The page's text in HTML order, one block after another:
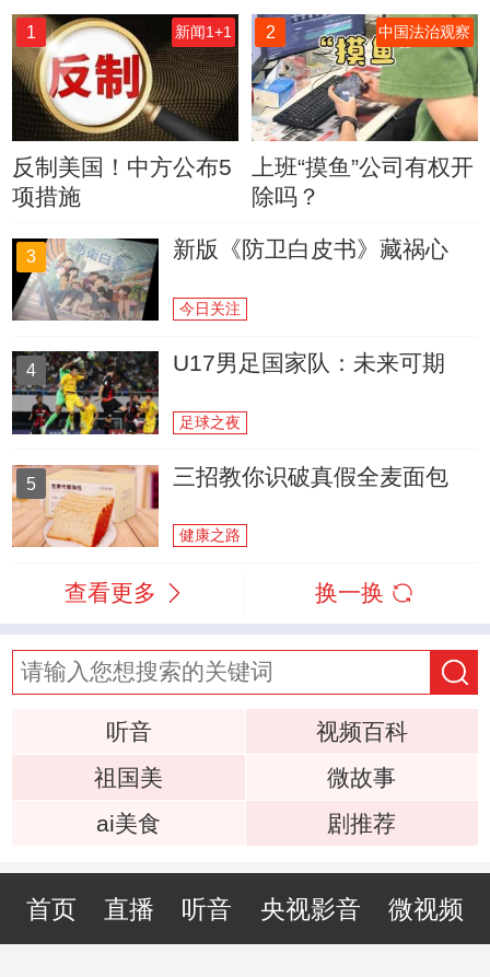
1 新闻1+1
反制美国！中方公布5
项措施
2 中国法治观察
上班“摸鱼”公司有权开
除吗？
3 新版《防卫白皮书》藏祸心
今日关注
4 U17男足国家队：未来可期
足球之夜
5 三招教你识破真假全麦面包
健康之路
查看更多 换一换
听音
视频百科
祖国美
微故事
ai美食
剧推荐
首页 直播 听音 央视影音 微视频